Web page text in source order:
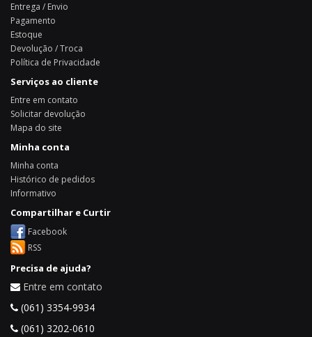
Entrega / Envio
Pagamento
Estoque
Devolução / Troca
Política de Privacidade
Serviços ao cliente
Entre em contato
Solicitar devolução
Mapa do site
Minha conta
Minha conta
Histórico de pedidos
Informativo
Compartilhar e Curtir
Facebook
RSS
Precisa de ajuda?
Entre em contato
(061) 3354-9934
(061) 3202-0610